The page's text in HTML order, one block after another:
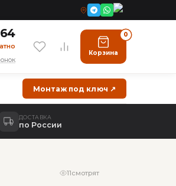
Корзина
0
Монтаж под ключ ↗
ДОСТАВКА
по России
11смотрят